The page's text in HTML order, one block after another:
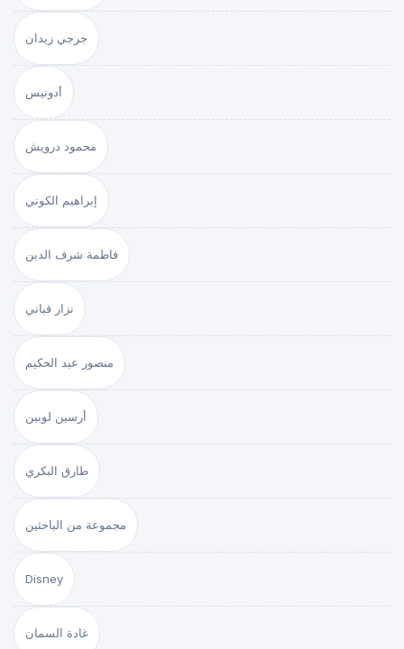
جرجي زيدان
أدونيس
محمود درويش
إبراهيم الكوني
فاطمة شرف الدين
نزار قباني
منصور عبد الحكيم
أرسين لوبين
طارق البكري
مجموعة من الباحثين
Disney
غادة السمان